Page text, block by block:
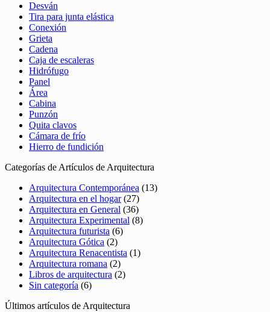
Desván
Tira para junta elástica
Conexión
Grieta
Cadena
Caja de escaleras
Hidrófugo
Panel
Área
Cabina
Punzón
Quita clavos
Cámara de frío
Hierro de fundición
Categorías de Artículos de Arquitectura
Arquitectura Contemporánea (13)
Arquitectura en el hogar(27)
Arquitectura en General (36)
Arquitectura Experimental (8)
Arquitectura futurista (6)
Arquitectura Gótica (2)
Arquitectura Renacentista (1)
Arquitectura romana (2)
Libros de arquitectura (2)
Sin categoría (6)
Últimos artículos de Arquitectura